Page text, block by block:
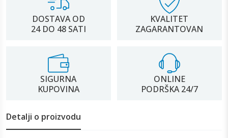
DOSTAVA OD
24 DO 48 SATI
KVALITET
ZAGARANTOVAN
SIGURNA
KUPOVINA
ONLINE
PODRŠKA 24/7
Detalji o proizvodu